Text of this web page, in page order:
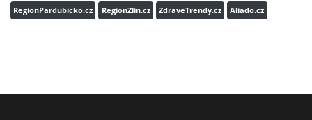
RegionPardubicko.cz RegionZlin.cz ZdraveTrendy.cz Aliado.cz